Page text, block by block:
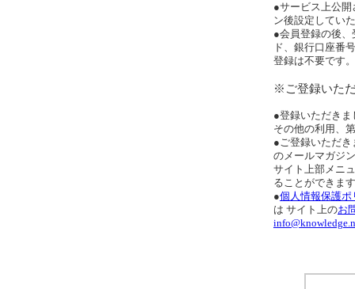
●サービス上公
ン後設定してい
●会員登録の後
ド、銀行口座番
登録は不要です。
※ご登録いた
●登録いただき
その他の利用、
●ご登録いただ
のメールマガジ
サイト上部メニ
ることができま
●個人情報保護ポ
は サイト上のお